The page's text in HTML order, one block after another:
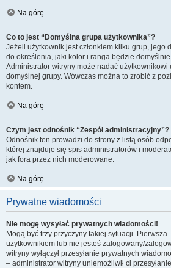
Na górę
Co to jest “Domyślna grupa użytkownika”?
Jeżeli użytkownik jest członkiem kilku grup, jego
do określenia, jaki kolor i ranga będzie
Administrator witryny może nadać
domyślnej grupy. Wówczas można to zrobić z
kontem.
Na górę
Czym jest odnośnik “Zespół administracyjny”?
Odnośnik ten prowadzi do strony z listą osób
której znajduje się spis administratorów i
jak fora przez nich moderowane.
Na górę
Prywatne wiadomości
Nie mogę wysyłać prywatnych wiadomości!
Mogą być trzy przyczyny takiej sytuacji.
użytkownikiem lub nie jesteś zalogowany/
witryny wyłączył przesyłanie prywatnych
– administrator witryny uniemożliwił ci